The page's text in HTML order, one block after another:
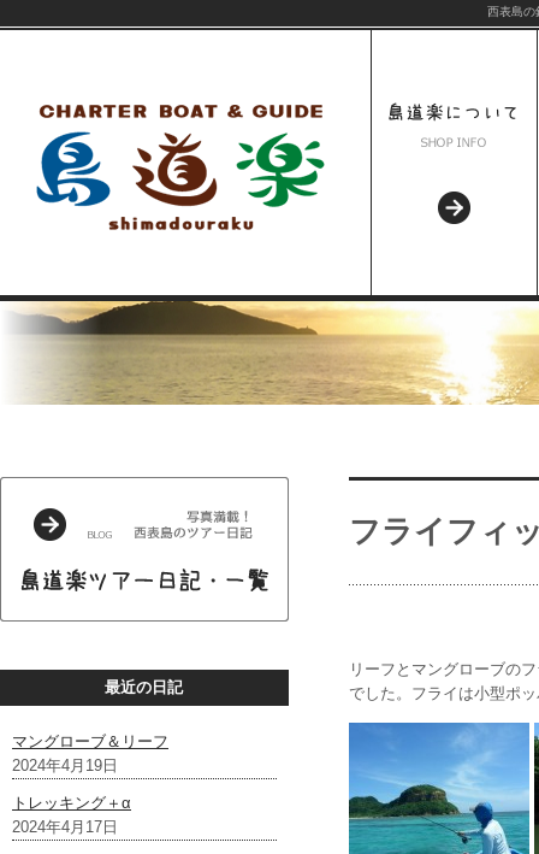
西表島の
最近の日記
マングローブ＆リーフ
2024年4月19日
トレッキング＋α
2024年4月17日
フライフィ
リーフとマングローブの
でした。フライは小型ポ